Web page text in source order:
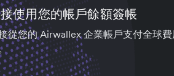
使用您的帳戶餘額簽帳
從您的 Airwallex 企業帳戶支付全球